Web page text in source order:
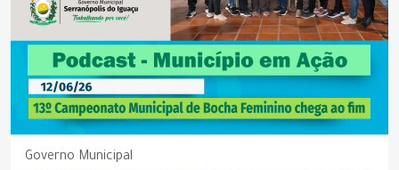
Governo Municipal